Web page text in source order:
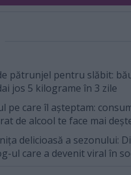
pătrunjel pentru slăbit:
jos 5 kilograme în 3 zile
pe care îl așteptam:
de alcool te face mai
delicioasă a sezonului:
ul care a devenit viral în